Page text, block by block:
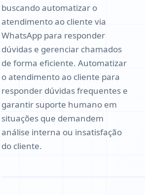
buscando automatizar o
atendimento ao cliente via
WhatsApp para responder
dúvidas e gerenciar chamados
de forma eficiente. Automatizar
o atendimento ao cliente para
responder dúvidas frequentes e
garantir suporte humano em
situações que demandem
análise interna ou insatisfação
do cliente.